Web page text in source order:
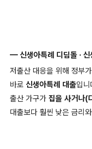
— 신생아특례 디딤돌 · 신
저출산 대응을 위해 정부
바로 신생아특례 대출입니
출산 가구가 집을 사거나(
대출보다 훨씬 낮은 금리